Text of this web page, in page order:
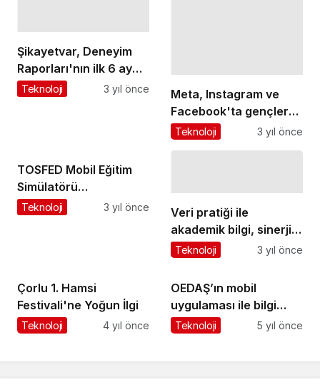
Şikayetvar, Deneyim
Raporları'nın ilk 6 ay
verilerini açıklandı
Teknoloji 3 yıl önce
Meta, Instagram ve
Facebook'ta gençler
için daha güvenli bir
Teknoloji 3 yıl önce
TOSFED Mobil Eğitim
Simülatörü
Diyarbakır'da
Teknoloji 3 yıl önce
Veri pratiği ile
akademik bilgi, sinerji
için buluştu
Teknoloji 3 yıl önce
Çorlu 1. Hamsi
Festivali'ne Yoğun İlgi
Teknoloji 4 yıl önce
OEDAŞ’ın mobil
uygulaması ile bilgi
parmakların ucunda
Teknoloji 5 yıl önce